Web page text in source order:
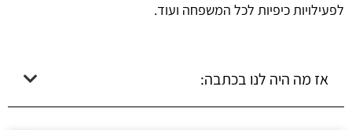
לפעילויות כיפיות לכל המשפחה ועוד.
אז מה היה לנו בכתבה: